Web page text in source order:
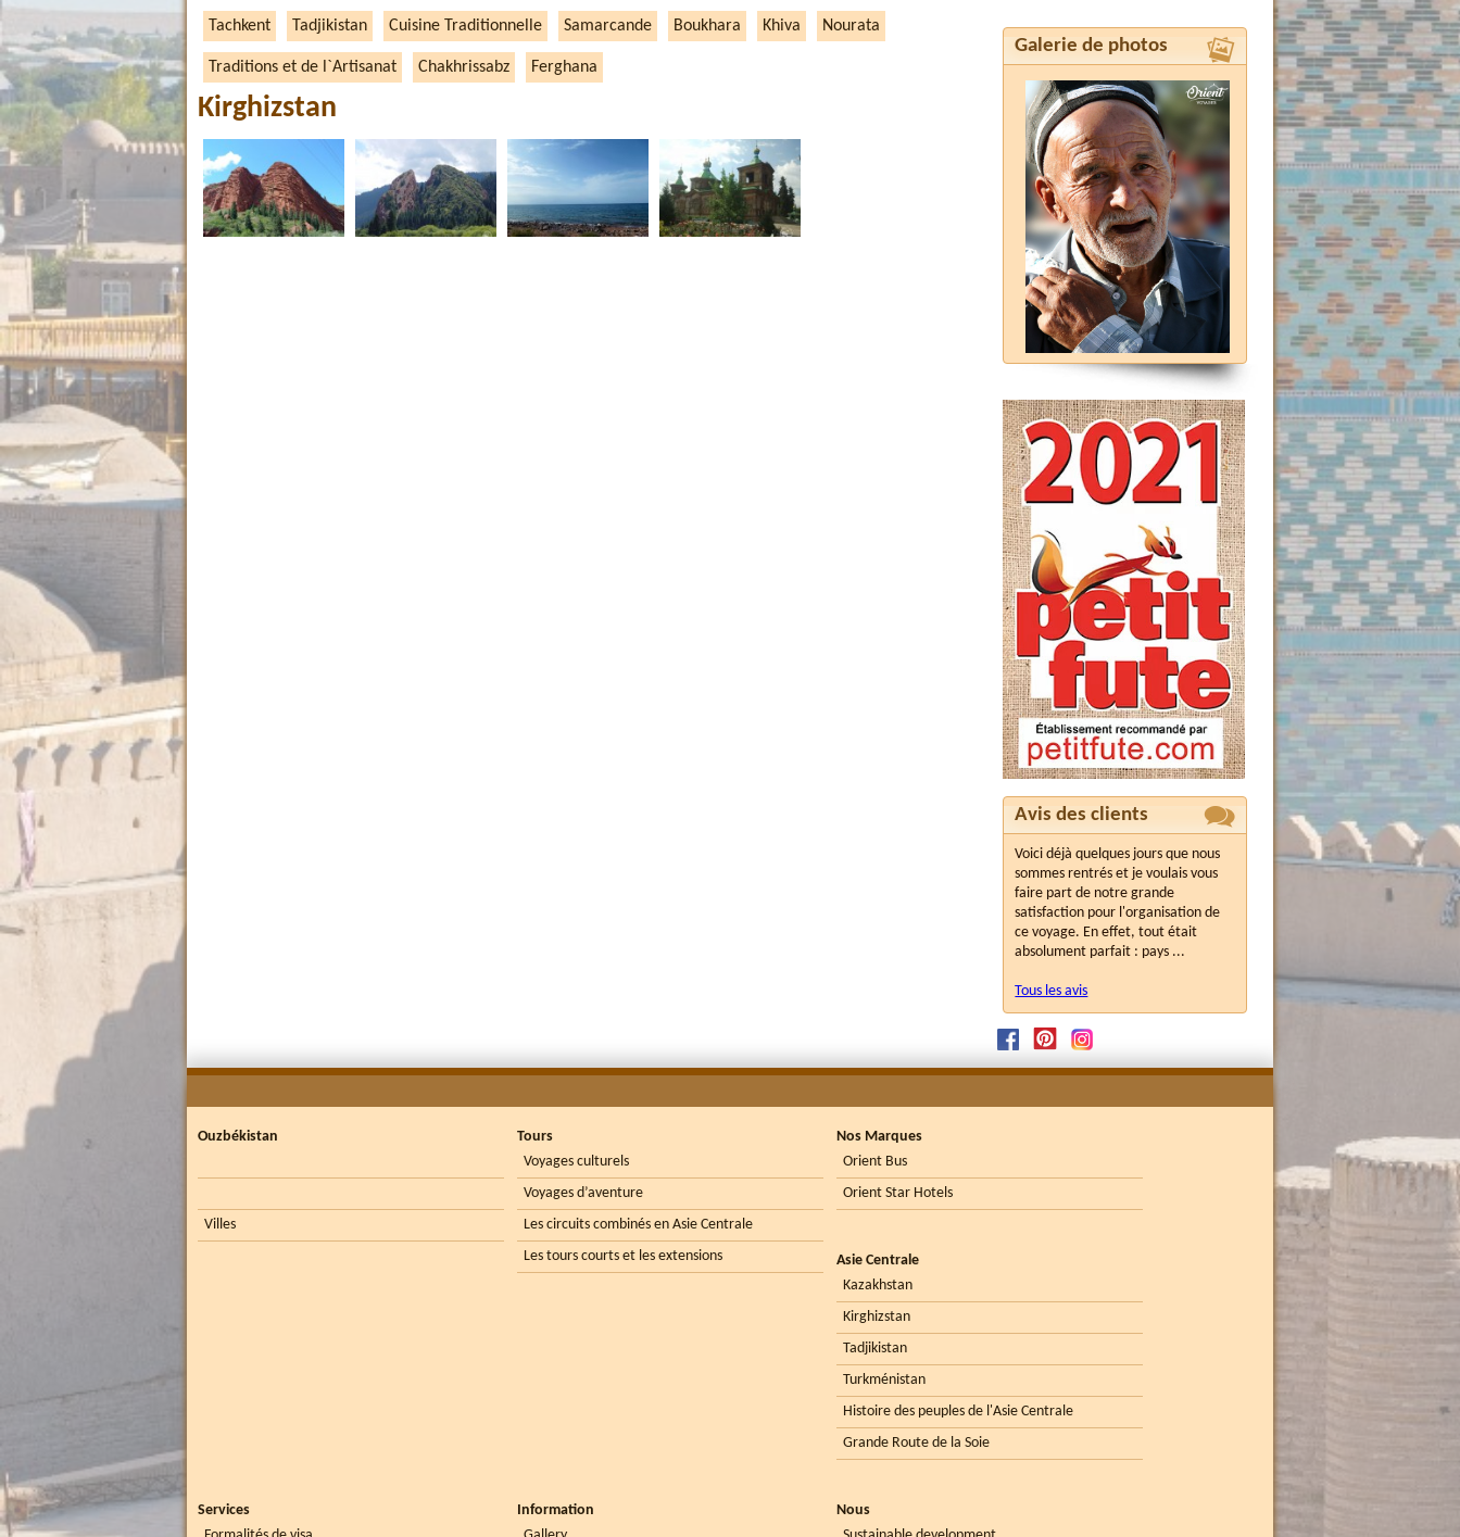
Tachkent Tadjikistan Cuisine Traditionnelle Samarcande Boukhara Khiva Nourata
Traditions et de l`Artisanat Chakhrissabz Ferghana
Kirghizstan
Galerie de photos
Avis des clients
Voici déjà quelques jours que nous
sommes rentrés et je voulais vous
faire part de notre grande
satisfaction pour l'organisation de
ce voyage. En effet, tout était
absolument parfait : pays ...
Tous les avis
Ouzbékistan
Villes
Tours
Voyages culturels
Voyages d’aventure
Les circuits combinés en Asie Centrale
Les tours courts et les extensions
Nos Marques
Orient Bus
Orient Star Hotels
Asie Centrale
Kazakhstan
Kirghizstan
Tadjikistan
Turkménistan
Histoire des peuples de l'Asie Centrale
Grande Route de la Soie
Services
Information
Nous